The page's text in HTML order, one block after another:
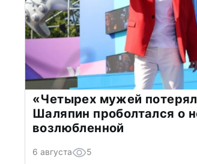
«Четырех мужей
Шаляпин проболтался о
возлюбленной
6 августа 5